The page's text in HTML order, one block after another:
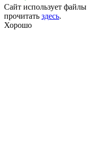
Сайт использует файлы
прочитать здесь.
Хорошо